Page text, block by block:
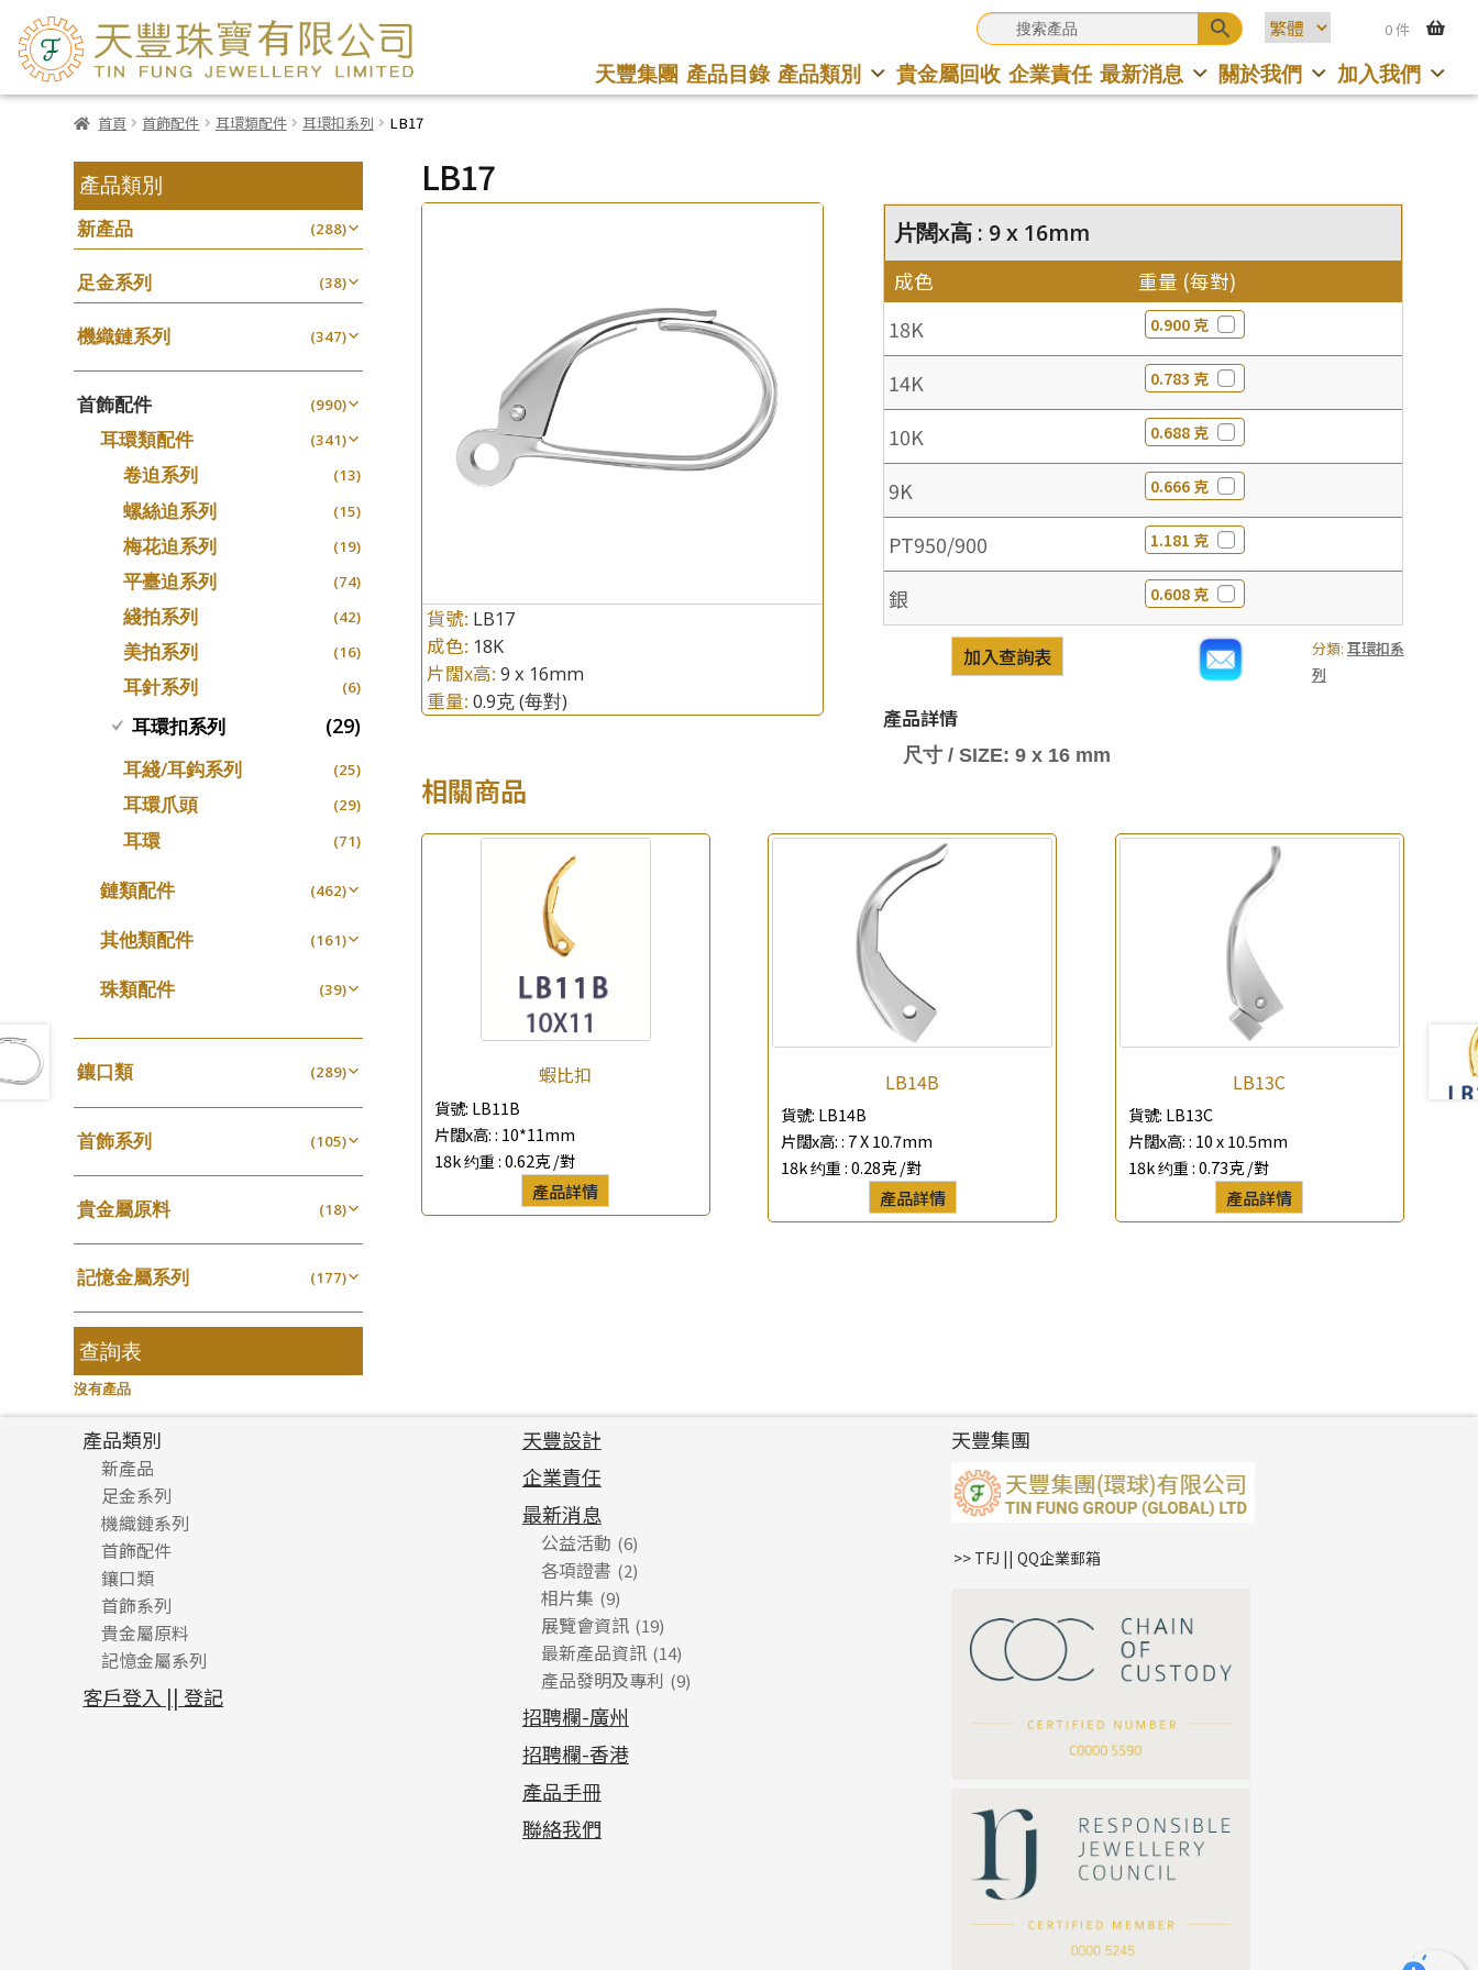
0 件
天豐集團 產品目錄 產品類別 貴金屬回收 企業責任 最新消息 關於我們 加入我們
首頁 首飾配件 耳環類配件 耳環扣系列 LB17
LB17
產品查詢
*你的名字
*聯絡電話
查詢以下產品
貨號: LB17
成色: 18K
片闊x高: 9 x 16mm
重量: 0.9克(每對)
片闊x高 : 9 x 16mm
成色 重量 (每對)
18K 0.900 克
14K 0.783 克
10K 0.688 克
9K 0.666 克
PT950/900 1.181 克
銀 0.608 克
分類: 耳環扣系
列
加入查詢表
產品詳情
尺寸 / SIZE: 9 x 16 mm
相關商品
蝦比扣
貨號: LB11B
片闊x高: : 10*11mm
18k 约重 :0.62克 /對
產品詳情
LB14B
貨號: LB14B
片闊x高: : 7 X 10.7mm
18k 约重 :0.28克 /對
產品詳情
LB13C
貨號: LB13C
片闊x高: : 10 x 10.5mm
18k 约重 :0.73克 /對
產品詳情
產品類別
新產品 (288)
足金系列 (38)
機織鏈系列 (347)
珠仔鏈 (25)
镶口链 (61)
管狀網鏈 (11)
十字鏈系列 (56)
十字車花鏈系列 (48)
十字閃O鏈系列 (27)
十字錘打鏈系列 (17)
側身車花鏈系列 (8)
側身鏈系列 (9)
肖邦鏈系列 (14)
雙十字鏈系列 (4)
水波鏈系列
蛇骨鏈系列
鏈尾系列
嘴唇鏈系列 (3)
竹節鏈系列 (5)
珍珠鏈系列
坦克鏈系列 (9)
滿天星鏈系列 (2)
刀片鏈系列 (4)
方假繩鏈系列 (1)
心心鏈系列
首飾配件 (990)
耳環類配件 (341)
卷迫系列 (13)
螺絲迫系列 (15)
梅花迫系列 (19)
平臺迫系列 (74)
綫拍系列 (42)
美拍系列 (16)
耳針系列 (6)
耳環扣系列 (29)
耳綫/耳鈎系列 (25)
耳環爪頭 (29)
耳環 (71)
鏈類配件 (462)
動感車花吊墜
生圈扣系列 (13)
鴨俐制系列 (18)
字印牌系列
字母吊墜 (20)
相盒吊墜 (11)
項鏈吊墜 (102)
生肖吊墜 (27)
管扣系列 (4)
星座吊墜 (12)
水泡扣
珠扣
其他類配件 (161)
珠盤系列
焊片及鐳射綫 (2)
空心車花管 (19)
其他
珠類配件 (39)
空心光身珠
空心批花珠
鑲口類 (289)
四爪頭系列 (20)
六爪頭系列 (41)
車花片 (35)
動感車花片 (20)
鑲口戒指 (16)
鑲口手鏈系列 (146)
首飾系列 (105)
手镯系列 (8)
戒指系列 (8)
空心耳環 (27)
空心车花管首饰链 (15)
空心手鐲系列 (8)
牛仔鏈
貴金屬原料 (18)
千足金 (18)
記憶金屬系列 (177)
記憶戒指 (30)
拉簧珠珠手鏈
記憶鈦手鐲
查詢表
沒有產品
*你的名字
公司名稱
產品類別
新產品
足金系列
足金配件
機織鏈系列
珠仔鏈
镶口链
管狀網鏈
十字車花鏈系列
十字閃O鏈系列
十字錘打鏈系列
側身車花鏈系列
首飾配件
耳環類配件
卷迫系列
螺絲迫系列
梅花迫系列
平臺迫系列
綫拍系列
鏈類配件
動感車花吊墜
調節珠系列
生圈扣系列
龍蝦扣系列
其他類配件
珠盤系列
袖口鈕系列
焊片及鐳射綫
珠類配件
無孔光身珠
空心光身珠
鑲口類
四爪頭系列
六爪頭系列
車花片
動感車花片
鑲口戒指
首飾系列
手镯系列
戒指系列
空心耳環
空心车花管首饰链
貴金屬原料
千足金
記憶金屬系列
記憶戒指
拉簧珠珠手鏈
客戶登入 || 登記
天豐設計
企業責任
最新消息
公益活動 (6)
各項證書 (2)
相片集 (9)
展覽會資訊 (19)
最新產品資訊 (14)
產品發明及專利 (9)
招聘欄-廣州
招聘欄-香港
產品手冊
聯絡我們
天豐集團
>> TFJ || QQ企業郵箱